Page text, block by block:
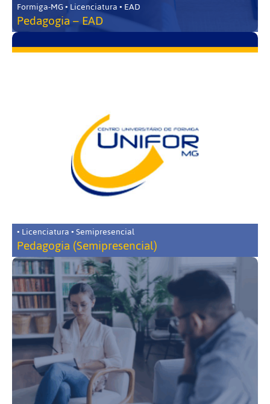
Formiga-MG • Licenciatura • EAD
Pedagogia – EAD
• Licenciatura • Semipresencial
Pedagogia (Semipresencial)